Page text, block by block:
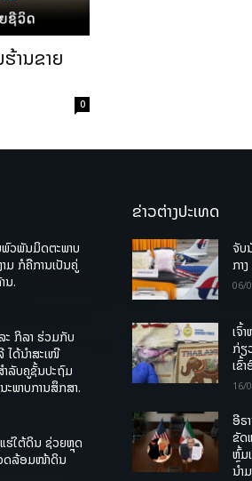
ານຂາຍ
0
ພົວພັນມິດຕະພາບ
ມ ກໍຄືການເປັນຄູ່
ນ.
ະ ກິລາ ຮ່ວມກັບ
ໄດ້ນຳສະເໜີ
ຳລັບຄູຊັ້ນປະຖົມ
ພາບການສຶກສາ.
ຮ່ໃຕ້ດິນ ຊ່ວຍຫຼຸດ
ດລ້ອມໜ້າດິນ
ຂ່າວຕ່າງປະເທດ
ຈັບ
ກາ
06/
ເຈົ້
ກ່ຽ
ເຂົ້
16/
ອີຣ
ຂັດ
ຫຼົ້ມ
ນໍາ